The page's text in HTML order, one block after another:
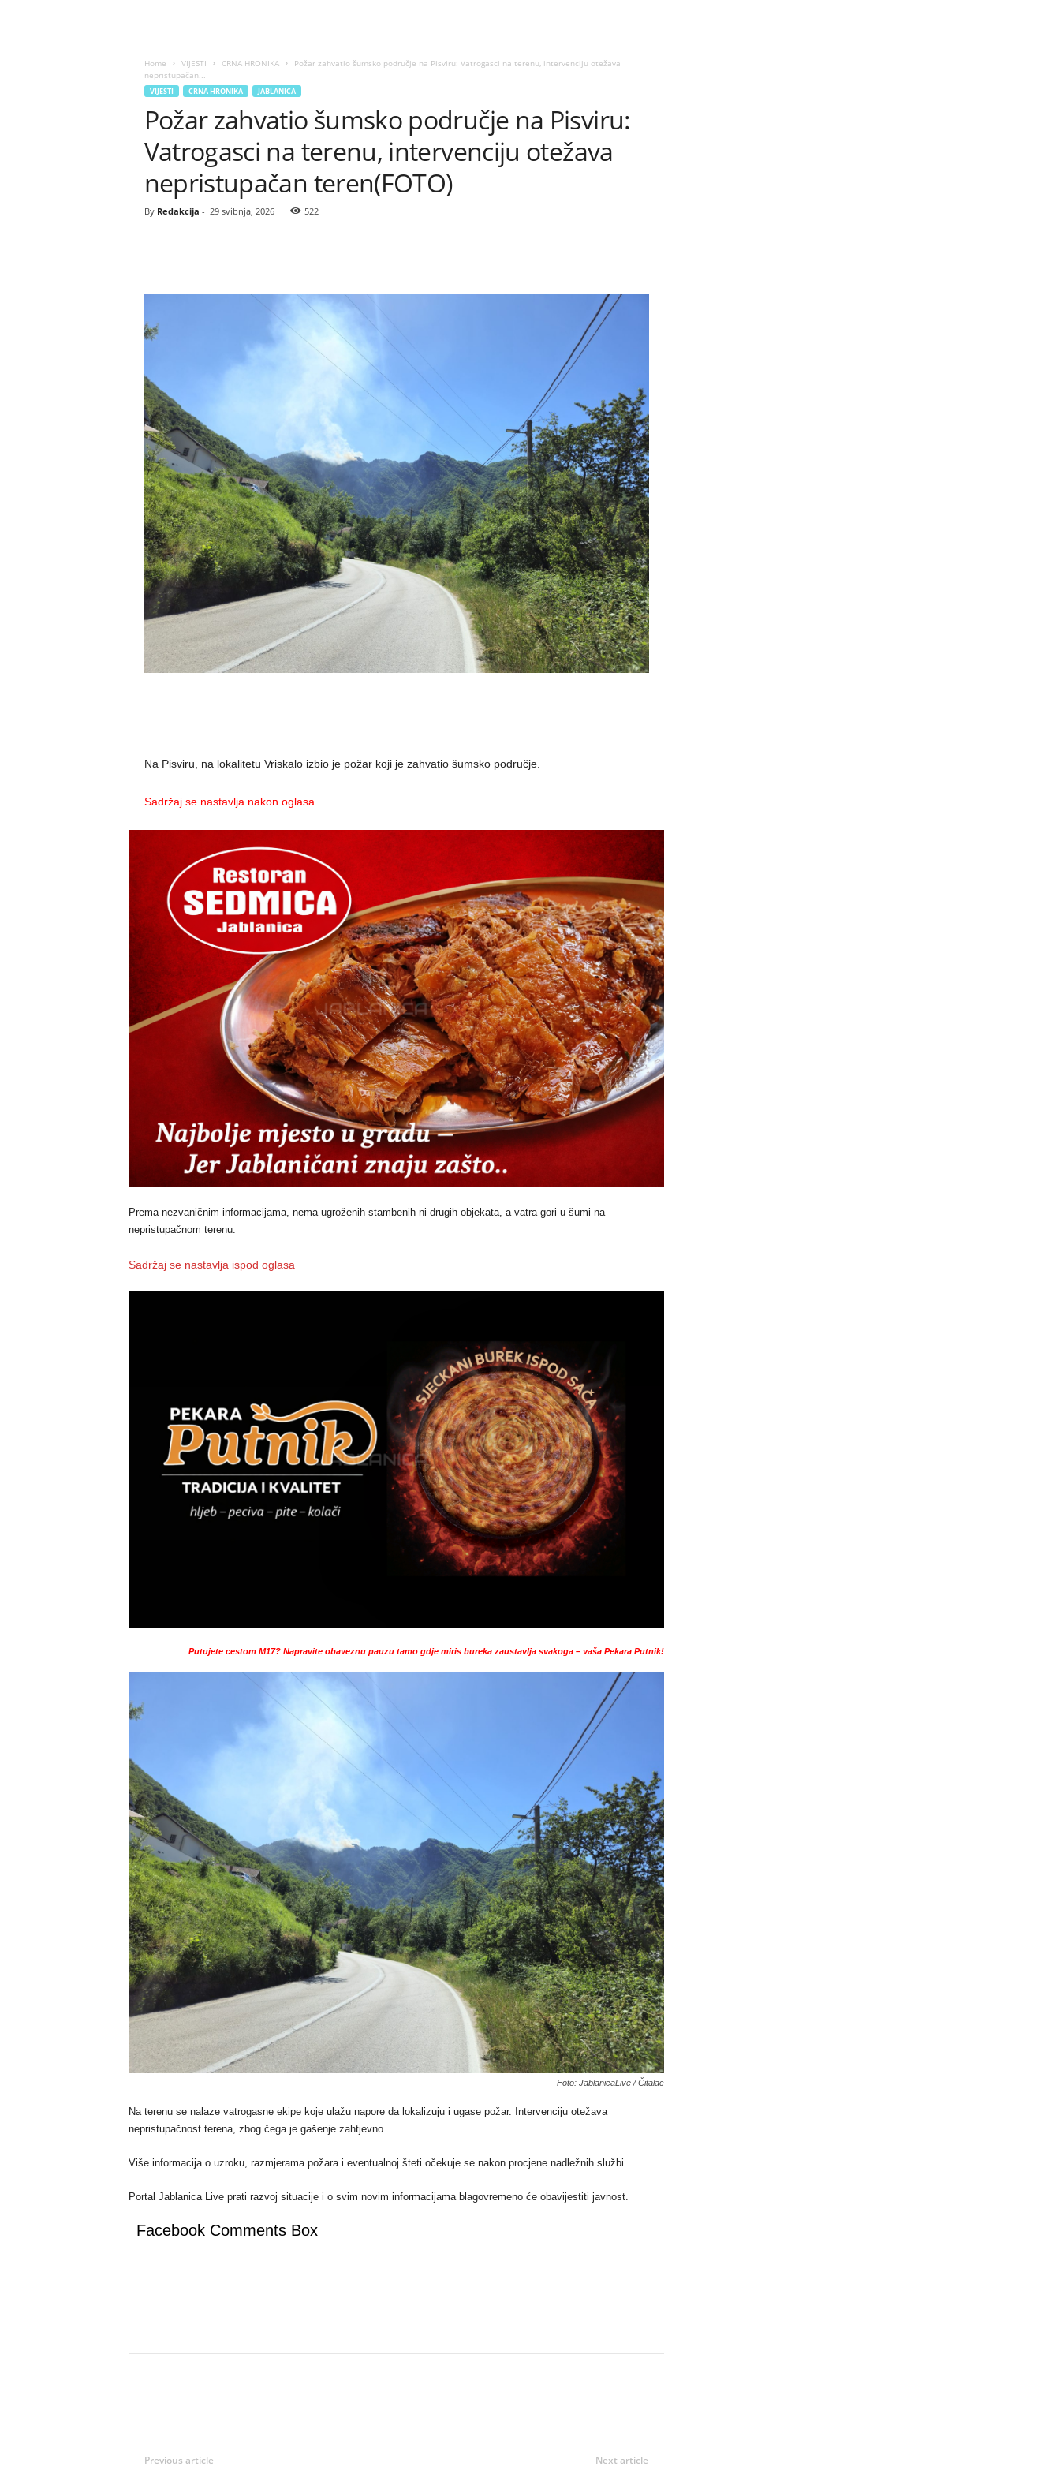
Home VIJESTI CRNA HRONIKA
Požar zahvatio šumsko područje na Pisviru: Vatrogasci na terenu, intervenciju otežava
nepristupačan...
VIJESTI CRNA HRONIKA JABLANICA
Požar zahvatio šumsko područje na Pisviru:
Vatrogasci na terenu, intervenciju otežava
nepristupačan teren(FOTO)
By Redakcija - 29 svibnja, 2026 522
Na Pisviru, na lokalitetu Vriskalo izbio je požar koji je zahvatio šumsko područje.
Sadržaj se nastavlja nakon oglasa
Prema nezvaničnim informacijama, nema ugroženih stambenih ni drugih objekata, a vatra gori u šumi na
nepristupačnom terenu.
Sadržaj se nastavlja ispod oglasa
Putujete cestom M17? Napravite obaveznu pauzu tamo gdje miris bureka zaustavlja svakoga – vaša Pekara Putnik!
Foto: JablanicaLive / Čitalac
Na terenu se nalaze vatrogasne ekipe koje ulažu napore da lokalizuju i ugase požar. Intervenciju otežava
nepristupačnost terena, zbog čega je gašenje zahtjevno.
Više informacija o uzroku, razmjerama požara i eventualnoj šteti očekuje se nakon procjene nadležnih službi.
Portal Jablanica Live prati razvoj situacije i o svim novim informacijama blagovremeno će obavijestiti javnost.
Facebook Comments Box
Previous article Next article